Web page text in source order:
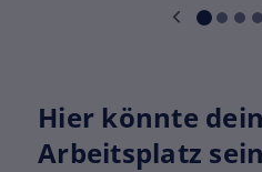
Hier könnte
Arbeitsplatz sein